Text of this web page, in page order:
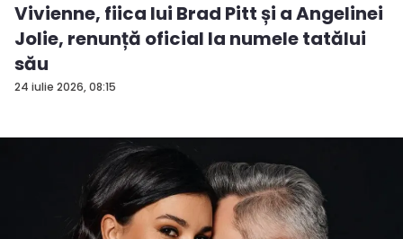
24 iulie 2026, 08:15
Vivienne, fiica lui Brad Pitt și a Angelinei
Jolie, renunță oficial la numele tatălui
său